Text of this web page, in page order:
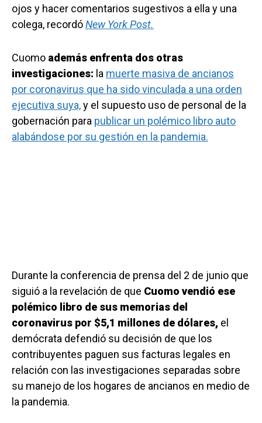
ojos y hacer comentarios sugestivos a ella y una
colega, recordóNew York Post.
Cuomo además enfrenta dos otras
investigaciones: la muerte masiva de ancianos
por coronavirus que ha sido vinculada a una orden
ejecutiva suya,y el supuesto uso de personal de la
gobernación para publicar un polémico libro auto
alabándose por su gestión en la pandemia.
Durante la conferencia de prensa del 2 de junio que
siguió a la revelación de que Cuomo vendió ese
polémico libro de sus memorias del
coronavirus por $5,1 millones de dólares, el
demócrata defendió su decisión de que los
contribuyentes paguen sus facturas legales en
relación con las investigaciones separadas sobre
su manejo de los hogares de ancianos en medio de
la pandemia.